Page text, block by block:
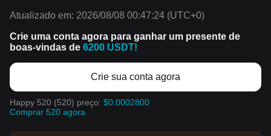
Atualizado em: 2026/08/08 00:47:24 (UTC+0)
Crie uma conta agora para ganhar um presente de
boas-vindas de 6200 USDT!
Crie sua conta agora
Happy 520 (520) preço: $0.0002800
Comprar 520 agora